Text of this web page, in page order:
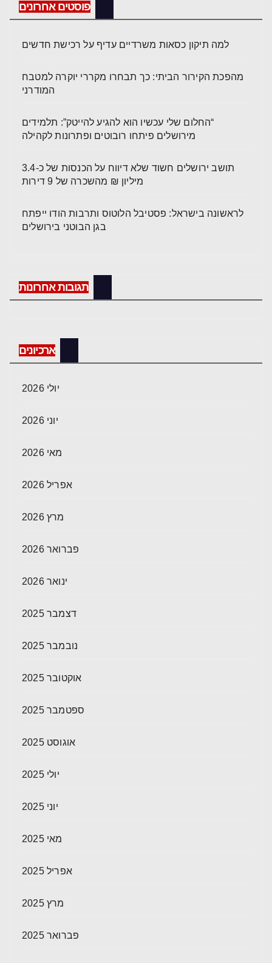
פוסטים אחרונים
למה תיקון כסאות משרדיים עדיף על רכישת חדשים
מהפכת הקירור הביתי: כך תבחרו מקררי יוקרה למטבח
המודרני
“החלום שלי עכשיו הוא להגיע להייטק”: תלמידים
מירושלים פיתחו רובוטים ופתרונות לקהילה
תושב ירושלים חשוד שלא דיווח על הכנסות של כ-3.4
מיליון ₪ מהשכרה של 9 דירות
לראשונה בישראל: פסטיבל הלוטוס ותרבות הודו ייפתח
בגן הבוטני בירושלים
תגובות אחרונות
ארכיונים
יולי 2026
יוני 2026
מאי 2026
אפריל 2026
מרץ 2026
פברואר 2026
ינואר 2026
דצמבר 2025
נובמבר 2025
אוקטובר 2025
ספטמבר 2025
אוגוסט 2025
יולי 2025
יוני 2025
מאי 2025
אפריל 2025
מרץ 2025
פברואר 2025